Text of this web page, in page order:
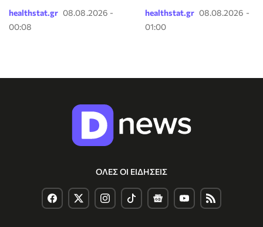
healthstat.gr 08.08.2026 -
00:08
healthstat.gr 08.08.2026 -
01:00
ΟΛΕΣ ΟΙ ΕΙΔΗΣΕΙΣ